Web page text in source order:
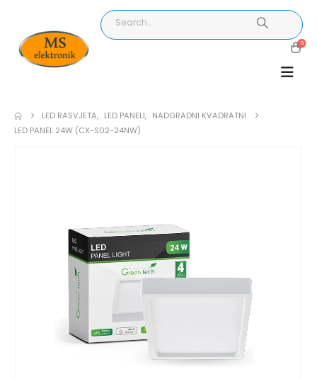
0
LED RASVJETA, LED PANELI, NADGRADNI KVADRATNI
LED PANEL 24W (CX-S02-24NW)